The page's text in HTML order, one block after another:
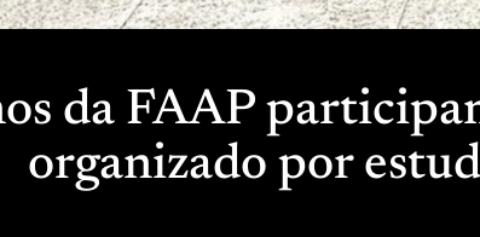
da FAAP
organizado por